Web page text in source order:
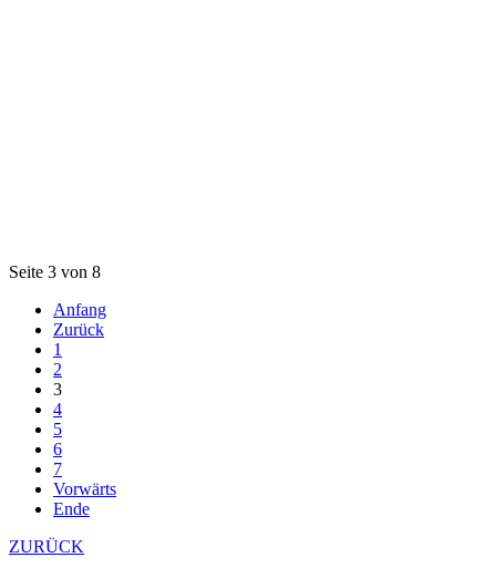
Seite 3 von 8
Anfang
Zurück
1
2
3
4
5
6
7
Vorwärts
Ende
ZURÜCK